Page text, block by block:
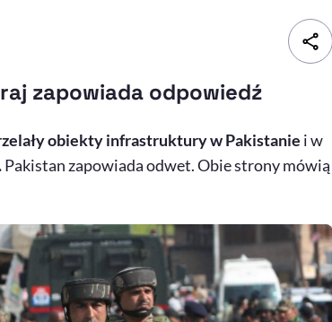
zapowiada odpowiedź
obiekty infrastruktury w Pakistanie i w
Pakistan zapowiada odwet. Obie strony mówią